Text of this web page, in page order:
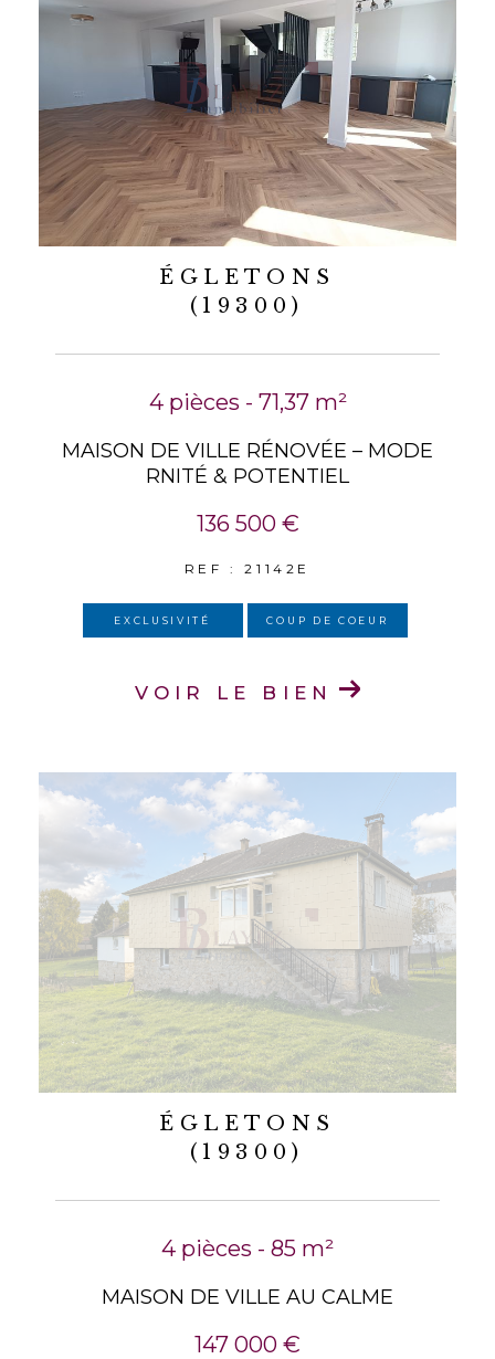
ÉGLETONS
(19300)
4 pièces - 71,37 m²
MAISON DE VILLE RÉNOVÉE – MODE
RNITÉ & POTENTIEL
136 500 €
REF : 21142E
EXCLUSIVITÉ COUP DE COEUR
VOIR LE BIEN
ÉGLETONS
(19300)
4 pièces - 85 m²
MAISON DE VILLE AU CALME
147 000 €